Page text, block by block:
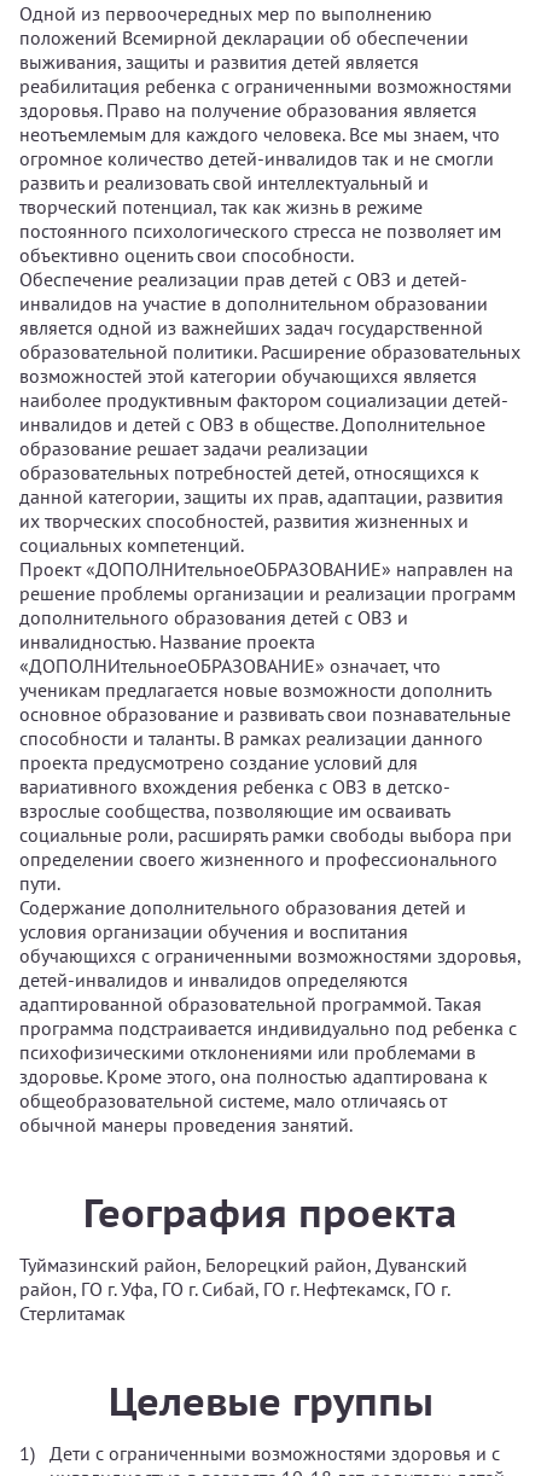
Одной из первоочередных мер по выполнению
положений Всемирной декларации об обеспечении
выживания, защиты и развития детей является
реабилитация ребенка с ограниченными возможностями
здоровья. Право на получение образования является
неотъемлемым для каждого человека. Все мы знаем, что
огромное количество детей-инвалидов так и не смогли
развить и реализовать свой интеллектуальный и
творческий потенциал, так как жизнь в режиме
постоянного психологического стресса не позволяет им
объективно оценить свои способности.
Обеспечение реализации прав детей с ОВЗ и детей-
инвалидов на участие в дополнительном образовании
является одной из важнейших задач государственной
образовательной политики. Расширение образовательных
возможностей этой категории обучающихся является
наиболее продуктивным фактором социализации детей-
инвалидов и детей с ОВЗ в обществе. Дополнительное
образование решает задачи реализации
образовательных потребностей детей, относящихся к
данной категории, защиты их прав, адаптации, развития
их творческих способностей, развития жизненных и
социальных компетенций.
Проект «ДОПОЛНИтельноеОБРАЗОВАНИЕ» направлен на
решение проблемы организации и реализации программ
дополнительного образования детей с ОВЗ и
инвалидностью. Название проекта
«ДОПОЛНИтельноеОБРАЗОВАНИЕ» означает, что
ученикам предлагается новые возможности дополнить
основное образование и развивать свои познавательные
способности и таланты. В рамках реализации данного
проекта предусмотрено создание условий для
вариативного вхождения ребенка с ОВЗ в детско-
взрослые сообщества, позволяющие им осваивать
социальные роли, расширять рамки свободы выбора при
определении своего жизненного и профессионального
пути.
Содержание дополнительного образования детей и
условия организации обучения и воспитания
обучающихся с ограниченными возможностями здоровья,
детей-инвалидов и инвалидов определяются
адаптированной образовательной программой. Такая
программа подстраивается индивидуально под ребенка с
психофизическими отклонениями или проблемами в
здоровье. Кроме этого, она полностью адаптирована к
общеобразовательной системе, мало отличаясь от
обычной манеры проведения занятий.
География проекта
Туймазинский район, Белорецкий район, Дуванский
район, ГО г. Уфа, ГО г. Сибай, ГО г. Нефтекамск, ГО г.
Стерлитамак
Целевые группы
Дети с ограниченными возможностями здоровья и с